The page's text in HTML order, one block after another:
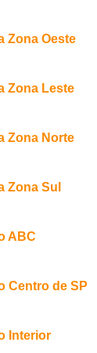
Zona Oeste
Zona Leste
Zona Norte
Zona Sul
ABC
Centro de SP
Interior